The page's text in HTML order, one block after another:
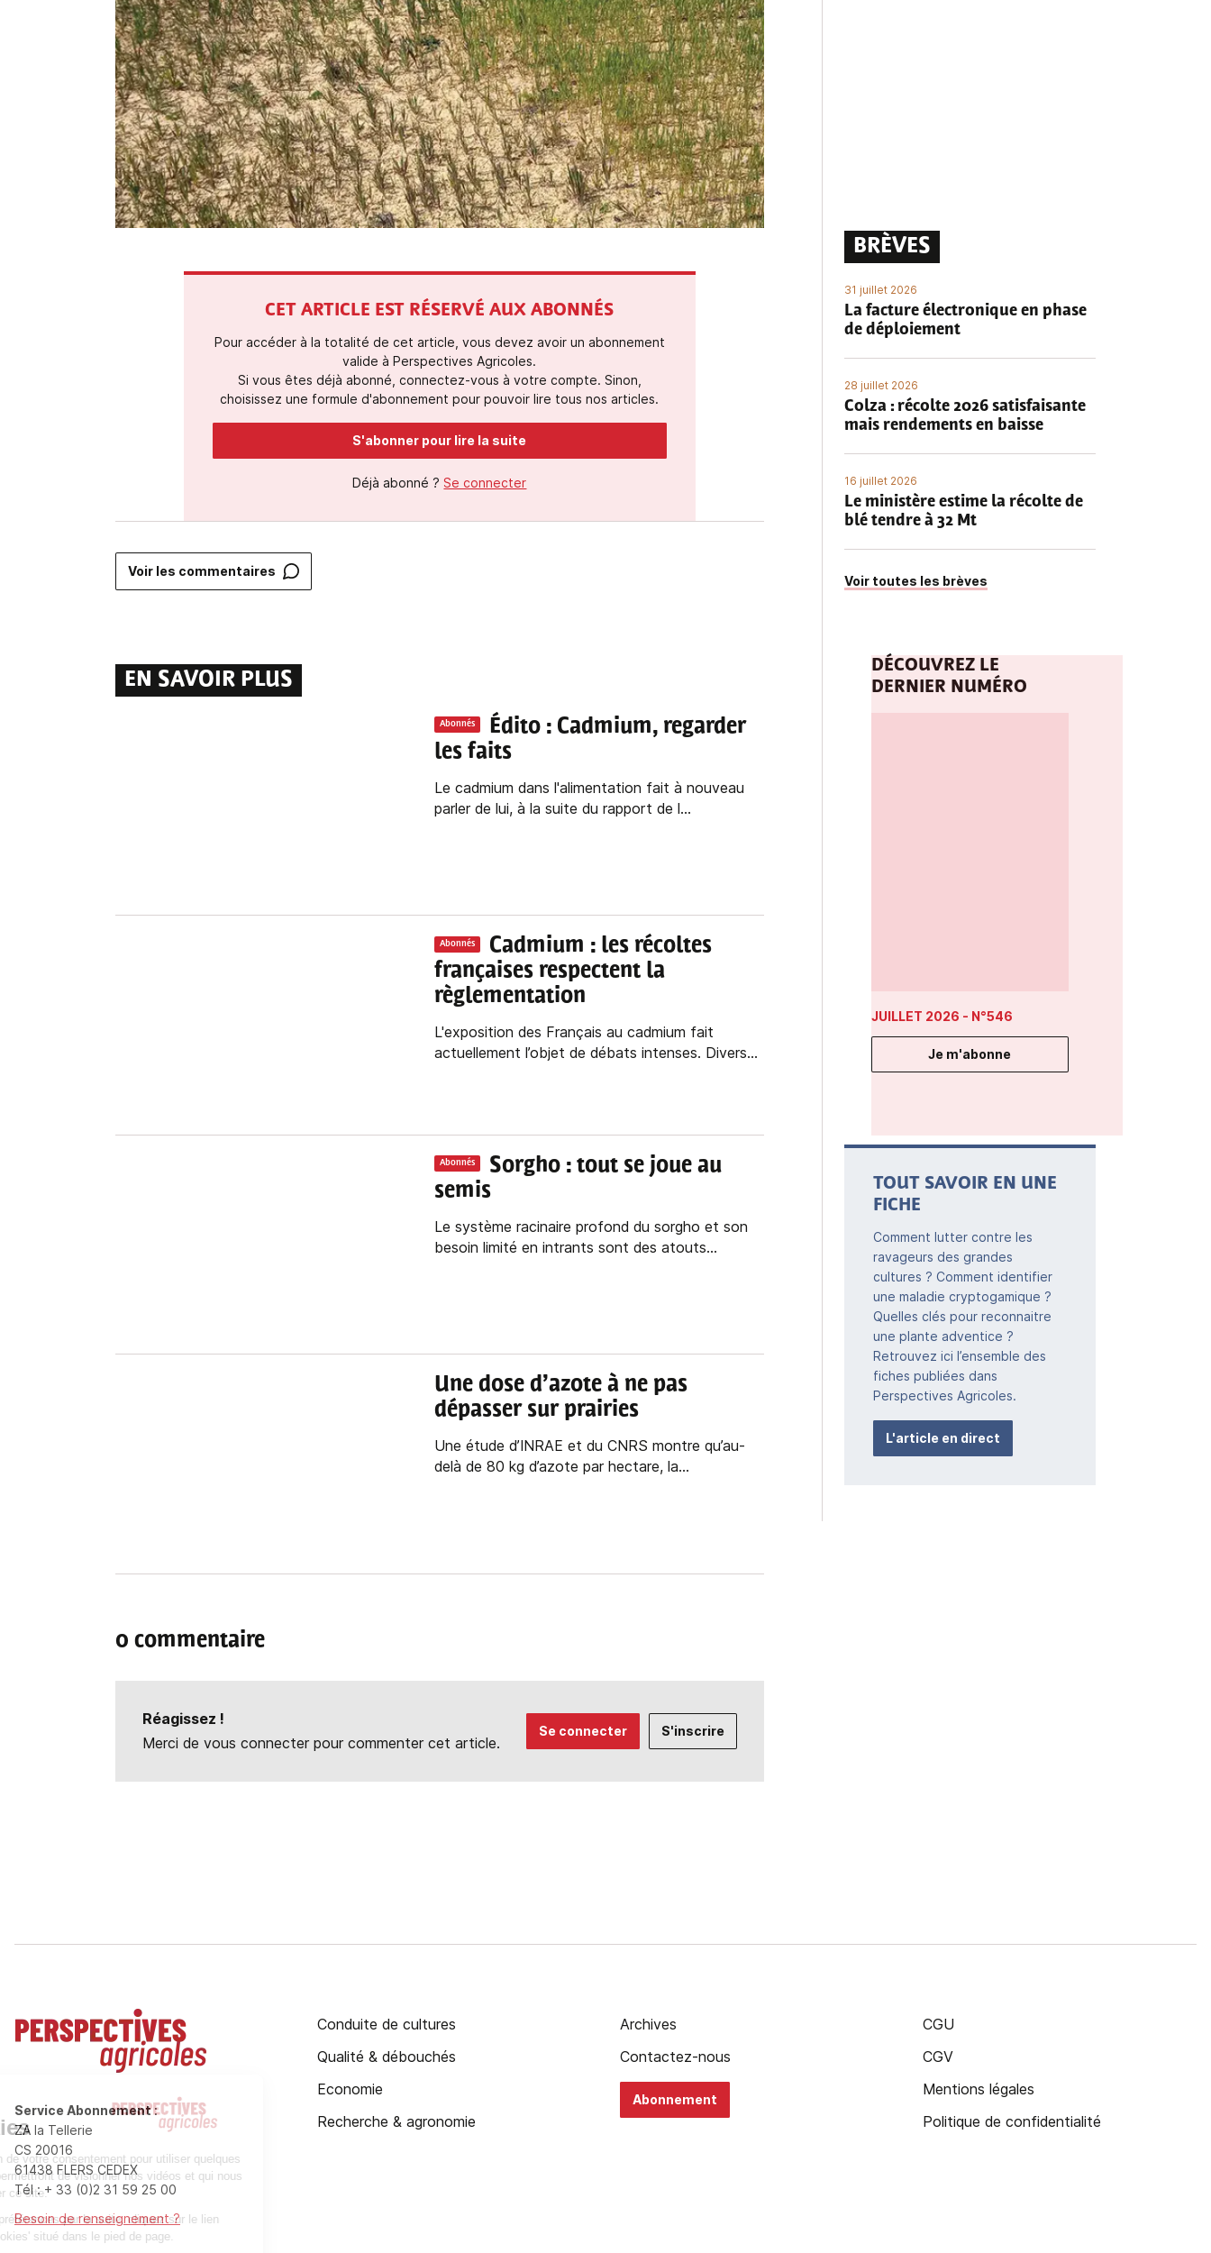
CET ARTICLE EST RÉSERVÉ AUX ABONNÉS
Pour accéder à la totalité de cet article, vous devez avoir un abonnement
valide à Perspectives Agricoles.
Si vous êtes déjà abonné, connectez-vous à votre compte. Sinon,
choisissez une formule d'abonnement pour pouvoir lire tous nos articles.
S'abonner pour lire la suite
Déjà abonné ? Se connecter
Voir les commentaires
EN SAVOIR PLUS
Abonnés
Édito : Cadmium, regarder
les faits
Le cadmium dans l'alimentation fait à nouveau
parler de lui, à la suite du rapport de l...
Abonnés
Cadmium : les récoltes
françaises respectent la
règlementation
L'exposition des Français au cadmium fait
actuellement l’objet de débats intenses. Divers...
Abonnés
Sorgho : tout se joue au
semis
Le système racinaire profond du sorgho et son
besoin limité en intrants sont des atouts...
Une dose d’azote à ne pas
dépasser sur prairies
Une étude d’INRAE et du CNRS montre qu’au-
delà de 80 kg d’azote par hectare, la...
0 commentaire
Réagissez !
Merci de vous connecter pour commenter cet article.
Se connecter S'inscrire
BRÈVES
31 juillet 2026
La facture électronique en phase
de déploiement
28 juillet 2026
Colza : récolte 2026 satisfaisante
mais rendements en baisse
16 juillet 2026
Le ministère estime la récolte de
blé tendre à 32 Mt
Voir toutes les brèves
DÉCOUVREZ LE
DERNIER NUMÉRO
JUILLET 2026 - N°546
Je m'abonne
TOUT SAVOIR EN UNE
FICHE
Comment lutter contre les
ravageurs des grandes
cultures ? Comment identifier
une maladie cryptogamique ?
Quelles clés pour reconnaitre
une plante adventice ?
Retrouvez ici l’ensemble des
fiches publiées dans
Perspectives Agricoles.
L'article en direct
Service Abonnement:
ZA la Tellerie
CS 20016
61438 FLERS CEDEX
Tél : + 33 (0)2 31 59 25 00
Besoin de renseignement ?
Conduite de cultures
Qualité & débouchés
Economie
Recherche & agronomie
Archives
Contactez-nous
Abonnement
CGU
CGV
Mentions légales
Politique de confidentialité